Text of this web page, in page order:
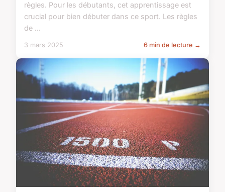
règles. Pour les débutants, cet apprentissage est
crucial pour bien débuter dans ce sport. Les règles
de ...
3 mars 2025 6 min de lecture →